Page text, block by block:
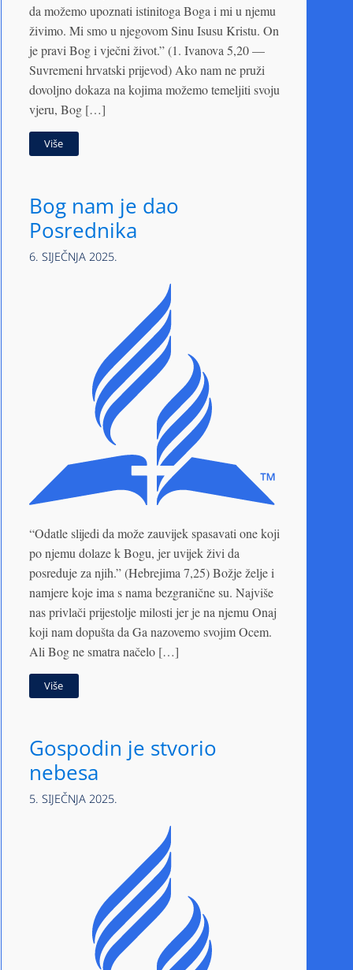
da možemo upoznati istinitoga Boga i mi u njemu
živimo. Mi smo u njegovom Sinu Isusu Kristu. On
je pravi Bog i vječni život.” (1. Ivanova 5,20 —
Suvremeni hrvatski prijevod) Ako nam ne pruži
dovoljno dokaza na kojima možemo temeljiti svoju
vjeru, Bog […]
Više
Bog nam je dao
Posrednika
6. SIJEČNJA 2025.
“Odatle slijedi da može zauvijek spasavati one koji
po njemu dolaze k Bogu, jer uvijek živi da
posreduje za njih.” (Hebrejima 7,25) Božje želje i
namjere koje ima s nama bezgranične su. Najviše
nas privlači prijestolje milosti jer je na njemu Onaj
koji nam dopušta da Ga nazovemo svojim Ocem.
Ali Bog ne smatra načelo […]
Više
Gospodin je stvorio
nebesa
5. SIJEČNJA 2025.